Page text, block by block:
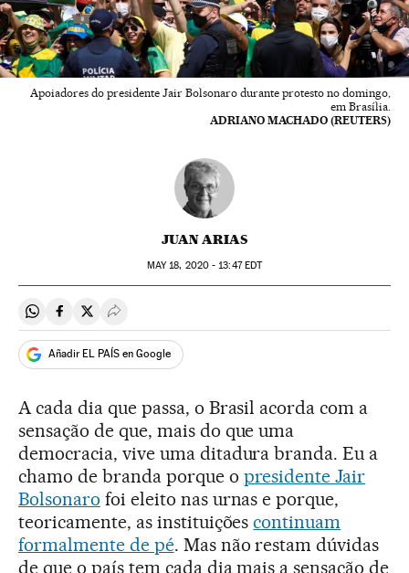
Apoiadores do presidente Jair Bolsonaro durante protesto no domingo,
em Brasília.
ADRIANO MACHADO (REUTERS)
JUAN ARIAS
MAY18, 2020 - 13:47EDT
Compartir en Whatsapp
Compartir en Facebook
Compartir en Twitter
Desplegar Redes Sociales
Añadir EL PAÍS en Google
A cada dia que passa, o Brasil acorda com a
sensação de que, mais do que uma
democracia, vive uma ditadura branda. Eu a
chamo de branda porque o presidente Jair
Bolsonaro foi eleito nas urnas e porque,
teoricamente, as instituiçõescontinuam
formalmente de pé. Mas não restam dúvidas
de que o país tem cada dia mais a sensação de